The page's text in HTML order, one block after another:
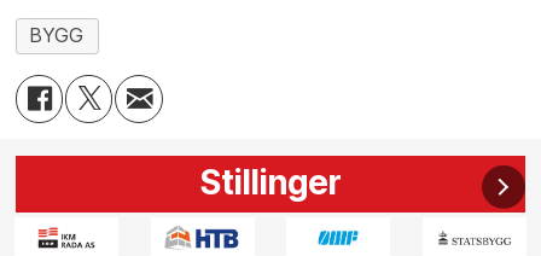
BYGG
Stillinger